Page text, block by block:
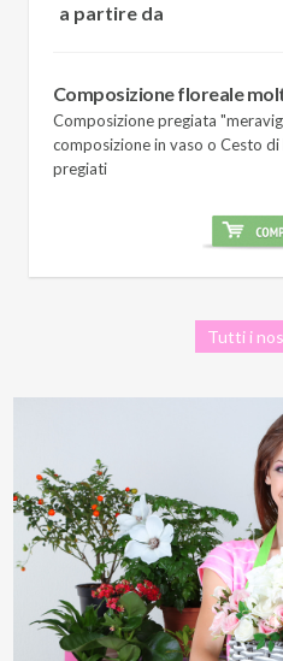
a partire da
Composizione floreale
Composizione pregiata
composizione in vaso o Cesto
pregiati
Tutti i